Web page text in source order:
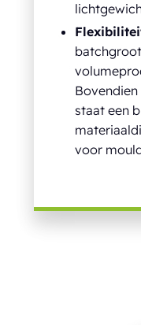
Bovendien
staat een
voor